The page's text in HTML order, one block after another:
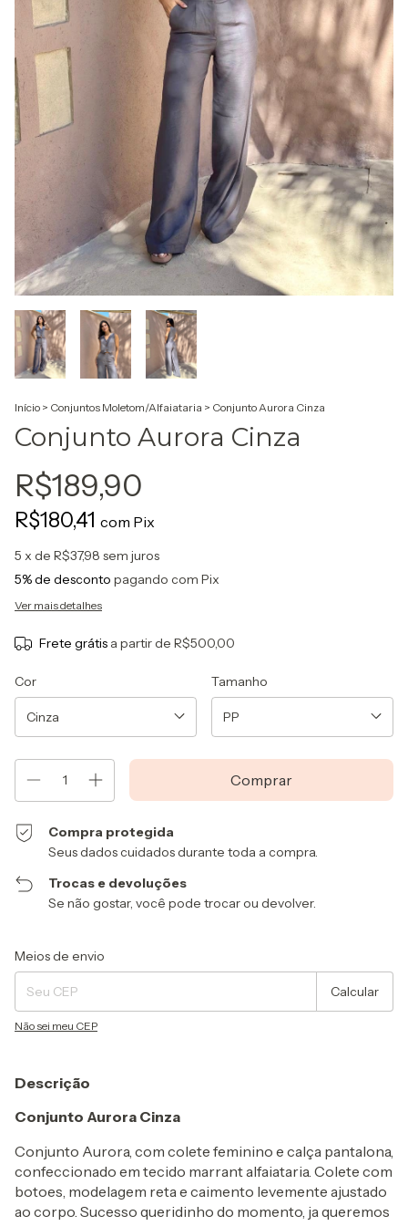
Início > Conjuntos Moletom/Alfaiataria > Conjunto Aurora Cinza
Conjunto Aurora Cinza
R$189,90
R$180,41 com Pix
5 x de R$37,98 sem juros
5% de desconto pagando com Pix
Ver mais detalhes
Frete grátis a partir de R$500,00
Cor Tamanho
Compra protegida
Seus dados cuidados durante toda a compra.
Trocas e devoluções
Se não gostar, você pode trocar ou devolver.
Entregas para o CEP:
Meios de envio
Calcular
Não sei meu CEP
Descrição
Conjunto Aurora Cinza
Conjunto Aurora, com colete feminino e calça pantalona,
confeccionado em tecido marrant alfaiataria. Colete com
botoes, modelagem reta e caimento levemente ajustado
ao corpo. Sucesso queridinho do momento, ja queremos